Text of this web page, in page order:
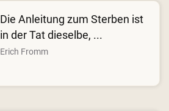
Die Anleitung zum Sterben ist
in der Tat dieselbe, ...
Erich Fromm